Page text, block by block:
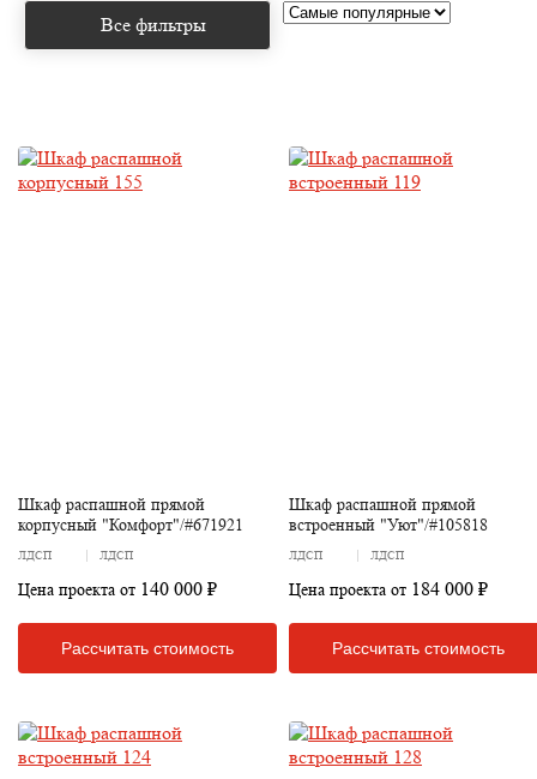
Все фильтры
Шкаф распашной прямой
корпусный "Комфорт"/#671921
ЛДСП ЛДСП
Цена проекта от 140 000 ₽
Рассчитать стоимость
Шкаф распашной прямой
встроенный "Уют"/#105818
ЛДСП ЛДСП
Цена проекта от 184 000 ₽
Рассчитать стоимость